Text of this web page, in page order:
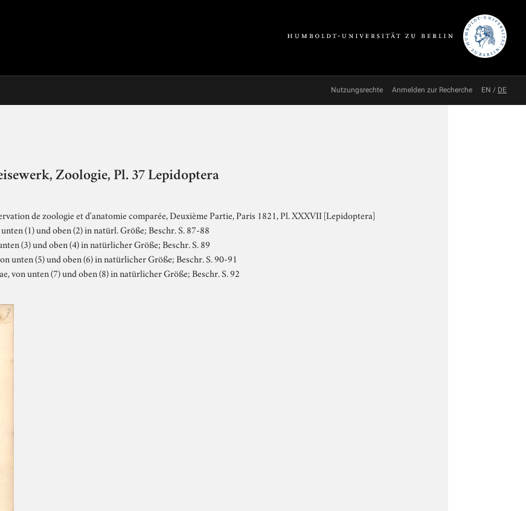
Nutzungsrechte Anmelden zur Recherche EN / DE
Zoologie, Pl. 37 Lepidoptera
de zoologie et d'anatomie comparée, Deuxième Partie, Paris 1821, Pl. XXXVII [Lepidoptera]
(1) und oben (2) in natürl. Größe; Beschr. S. 87-88
(3) und oben (4) in natürlicher Größe; Beschr. S. 89
unten (5) und oben (6) in natürlicher Größe; Beschr. S. 90-91
von unten (7) und oben (8) in natürlicher Größe; Beschr. S. 92